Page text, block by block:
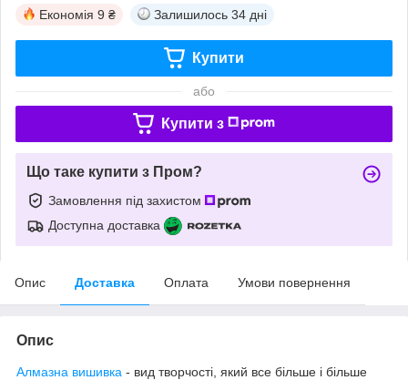
Економія 9 ₴ Залишилось 34 дні
Купити
або
Купити з
Що таке купити з Пром?
Замовлення під захистом
Доступна доставка
Опис Доставка Оплата Умови повернення
Опис
Алмазна вишивка - вид творчості, який все більше і більше